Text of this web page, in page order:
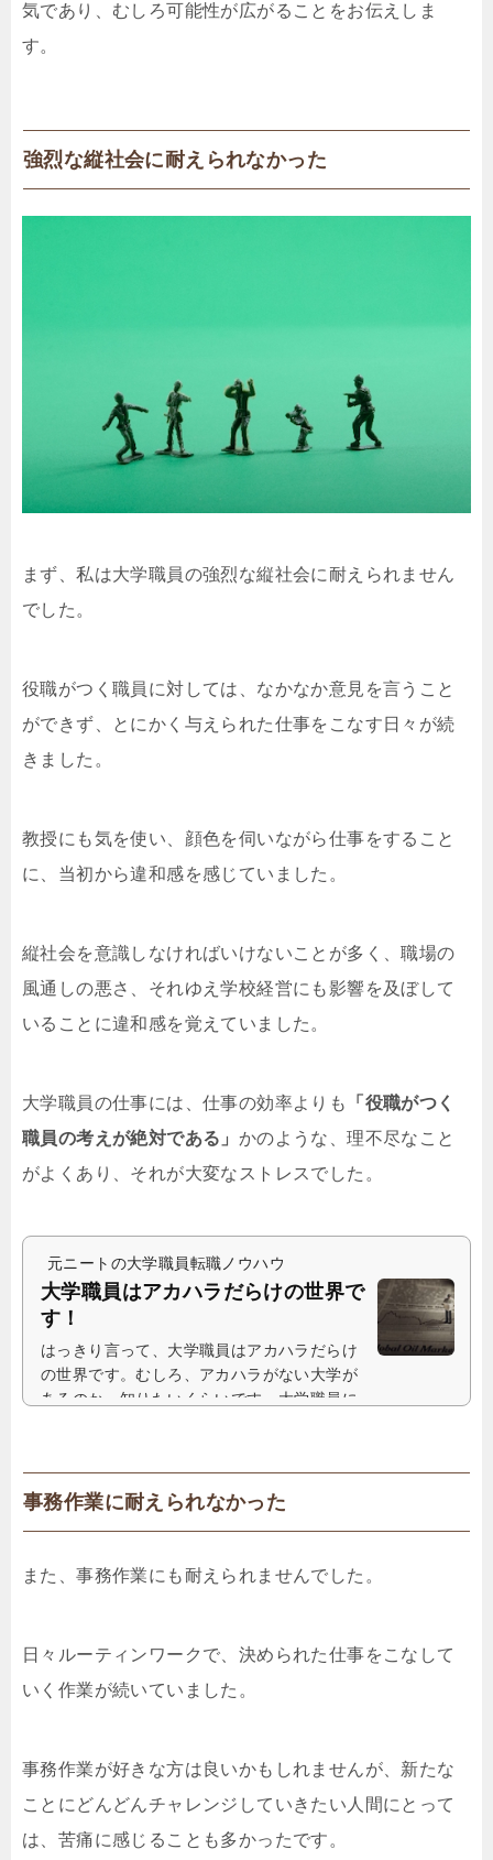
気であり、むしろ可能性が広がることをお伝えしま
す。
強烈な縦社会に耐えられなかった
まず、私は大学職員の強烈な縦社会に耐えられません
でした。
役職がつく職員に対しては、なかなか意見を言うこと
ができず、とにかく与えられた仕事をこなす日々が続
きました。
教授にも気を使い、顔色を伺いながら仕事をすること
に、当初から違和感を感じていました。
縦社会を意識しなければいけないことが多く、職場の
風通しの悪さ、それゆえ学校経営にも影響を及ぼして
いることに違和感を覚えていました。
大学職員の仕事には、仕事の効率よりも
「役職がつく
職員の考えが絶対である」 かのような、理不尽なこと
がよくあり、それが大変なストレスでした。
元ニートの大学職員転職ノウハウ
大学職員はアカハラだらけの世界で
す！
はっきり言って、大学職員はアカハラだらけ
の世界です。むしろ、アカハラがない大学が
あるのか、知りたいくらいです。大学職員に
事務作業に耐えられなかった
また、事務作業にも耐えられませんでした。
日々ルーティンワークで、決められた仕事をこなして
いく作業が続いていました。
事務作業が好きな方は良いかもしれませんが、新たな
ことにどんどんチャレンジしていきたい人間にとって
は、苦痛に感じることも多かったです。